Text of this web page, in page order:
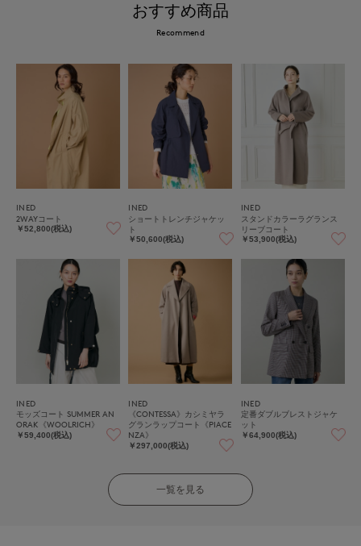
おすすめ商品
Recommend
INED
2WAYコート
￥52,800(税込)
INED
ショートトレンチジャケッ
ト
￥50,600(税込)
INED
スタンドカラーラグランス
リーブコート
￥53,900(税込)
INED
モッズコート SUMMER AN
ORAK《WOOLRICH》
￥59,400(税込)
INED
《CONTESSA》カシミヤラ
グランラップコート《PIACE
NZA》
￥297,000(税込)
INED
定番ダブルブレストジャケ
ット
￥64,900(税込)
一覧を見る